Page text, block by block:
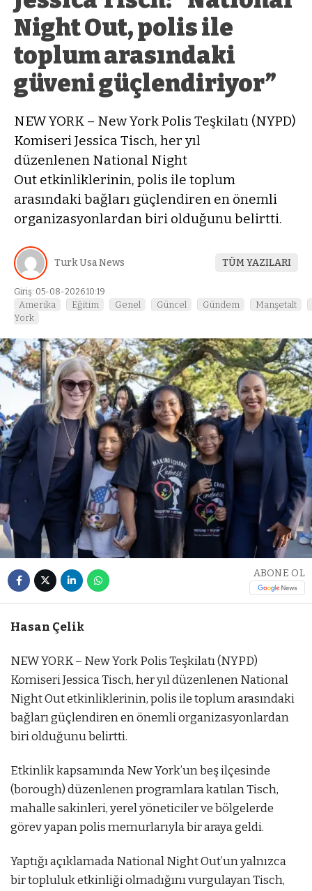
Night Out, polis ile
toplum arasındaki
güveni güçlendiriyor”
NEW YORK – New York Polis Teşkilatı (NYPD)
Komiseri Jessica Tisch, her yıl
düzenlenen National Night
Out etkinliklerinin, polis ile toplum
arasındaki bağları güçlendiren en önemli
organizasyonlardan biri olduğunu belirtti.
Turk Usa News TÜM YAZILARI
Giriş: 05-08-2026 10:19
Amerika Eğitim Genel Güncel Gündem
Manşetalt
York
ABONE OL
Hasan Çelik
NEW YORK – New York Polis Teşkilatı (NYPD)
Komiseri Jessica Tisch, her yıl düzenlenen National
Night Out etkinliklerinin, polis ile toplum arasındaki
bağları güçlendiren en önemli organizasyonlardan
biri olduğunu belirtti.
Etkinlik kapsamında New York’un beş ilçesinde
(borough) düzenlenen programlara katılan Tisch,
mahalle sakinleri, yerel yöneticiler ve bölgelerde
görev yapan polis memurlarıyla bir araya geldi.
Yaptığı açıklamada National Night Out’un yalnızca
bir topluluk etkinliği olmadığını vurgulayan Tisch,